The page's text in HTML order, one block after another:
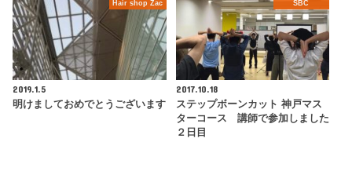
Hair shop Zac
2019.1.5
明けましておめでとうございます
SBC
2017.10.18
ステップボーンカット 神戸マス
ターコース 講師で参加しました
２日目